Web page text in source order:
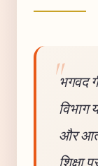
भगवद
विभाग
और